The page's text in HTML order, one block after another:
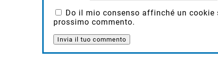
Do il mio consenso affinché un
prossimo commento.